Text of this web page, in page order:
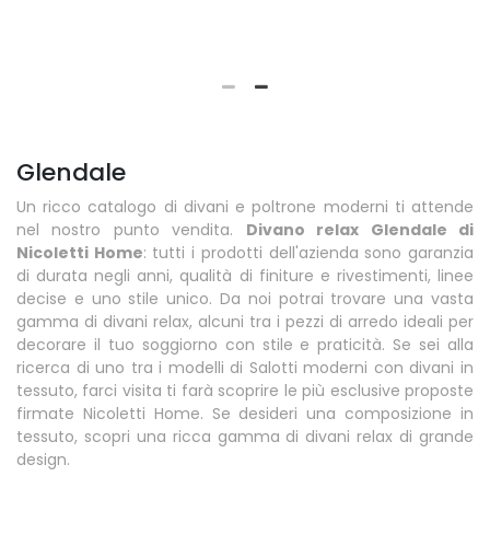
Glendale
Un ricco catalogo di divani e poltrone moderni ti attende
nel nostro punto vendita. Divano relax Glendale di
Nicoletti Home: tutti i prodotti dell'azienda sono garanzia
di durata negli anni, qualità di finiture e rivestimenti, linee
decise e uno stile unico. Da noi potrai trovare una vasta
gamma di divani relax, alcuni tra i pezzi di arredo ideali per
decorare il tuo soggiorno con stile e praticità. Se sei alla
ricerca di uno tra i modelli di Salotti moderni con divani in
tessuto, farci visita ti farà scoprire le più esclusive proposte
firmate Nicoletti Home. Se desideri una composizione in
tessuto, scopri una ricca gamma di divani relax di grande
design.